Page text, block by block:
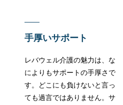
手厚いサポート
レバウェル介護の魅力は、な
によりもサポートの手厚さで
す。どこにも負けないと言っ
ても過言ではありません。サ